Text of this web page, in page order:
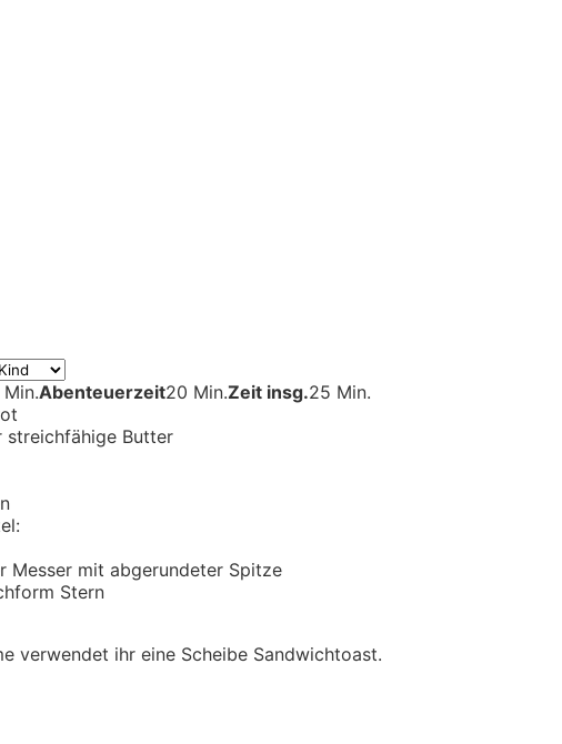
Min.Abenteuerzeit20 Min.Zeit insg.25 Min.
streichfähige Butter
Messer mit abgerundeter Spitze
Stern
verwendet ihr eine Scheibe Sandwichtoast.